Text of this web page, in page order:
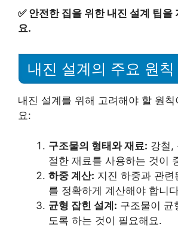
✅ 안전한 집을 위한 내진 설계 팁을
요.
내진 설계의 주요 원칙
내진 설계를 위해 고려해야 할 원칙
요:
구조물의 형태와 재료: 강철,
절한 재료를 사용하는 것이
하중 계산: 지진 하중과 관련
를 정확하게 계산해야 합니
균형 잡힌 설계: 구조물이 균
도록 하는 것이 필요해요.